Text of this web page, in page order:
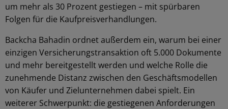
um mehr als 30 Prozent gestiegen – mit spürbaren
Folgen für die Kaufpreisverhandlungen.
Backcha Bahadin ordnet außerdem ein, warum bei einer
einzigen Versicherungstransaktion oft 5.000 Dokumente
und mehr bereitgestellt werden und welche Rolle die
zunehmende Distanz zwischen den Geschäftsmodellen
von Käufer und Zielunternehmen dabei spielt. Ein
weiterer Schwerpunkt: die gestiegenen Anforderungen